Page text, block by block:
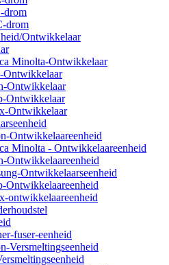
drom
drom
Ontwikkelaar
Minolta-Ontwikkelaar
Ontwikkelaar
Ontwikkelaar
Ontwikkelaar
Ontwikkelaar
Ontwikkelaareenheid
Minolta - Ontwikkelaareenheid
Ontwikkelaareenheid
Ontwikkelaarseenheid
Ontwikkelaareenheid
ontwikkelaareenheid
fuser-eenheid
Versmeltingseenheid